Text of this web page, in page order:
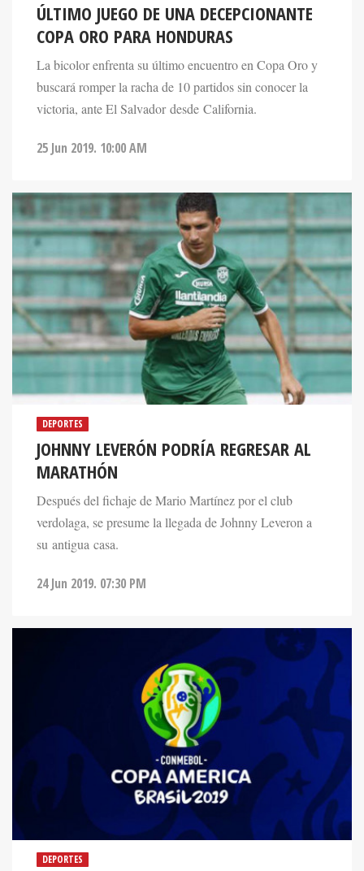
ÚLTIMO JUEGO DE UNA DECEPCIONANTE
COPA ORO PARA HONDURAS
La bicolor enfrenta su último encuentro en Copa Oro y
buscará romper la racha de 10 partidos sin conocer la
victoria, ante El Salvador desde California.
25 Jun 2019. 10:00 AM
DEPORTES
JOHNNY LEVERÓN PODRÍA REGRESAR AL
MARATHÓN
Después del fichaje de Mario Martínez por el club
verdolaga, se presume la llegada de Johnny Leveron a
su antigua casa.
24 Jun 2019. 07:30 PM
DEPORTES